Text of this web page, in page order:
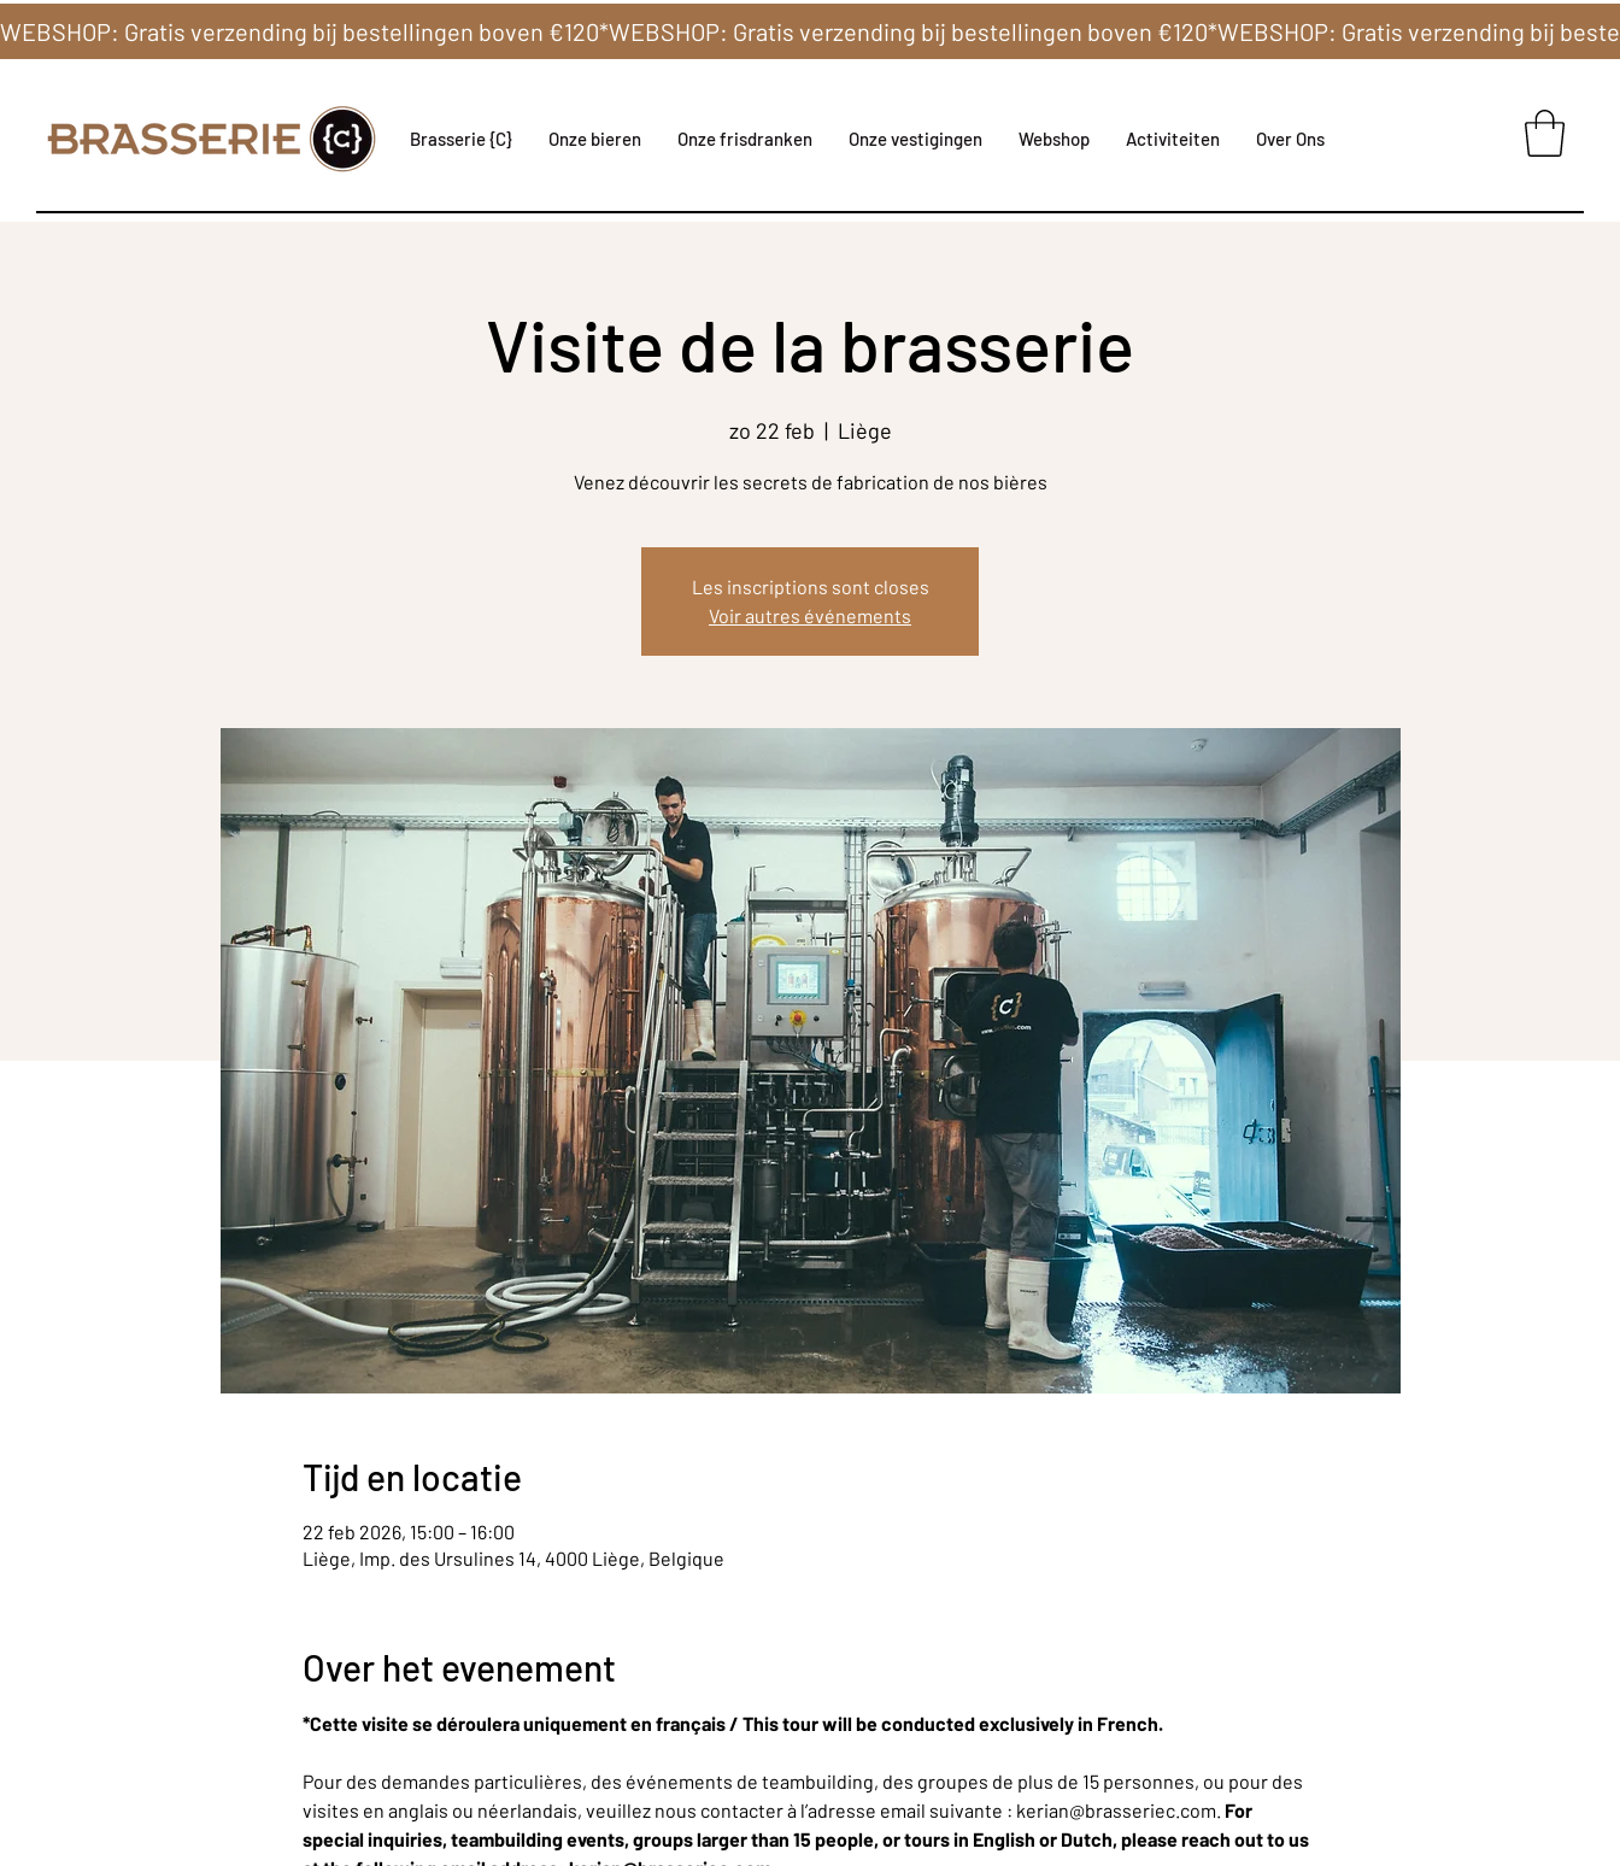
Brasserie {C} Onze bieren Onze frisdranken Onze vestigingen Webshop Activiteiten Over Ons
Visite de la brasserie
zo 22 feb
  |
Liège
Venez découvrir les secrets de fabrication de nos bières
Les inscriptions sont closes
Voir autres événements
Tijd en locatie
22 feb 2026, 15:00 – 16:00
Liège, Imp. des Ursulines 14, 4000 Liège, Belgique
Over het evenement
*Cette visite se déroulera uniquement en français / This tour will be conducted exclusively in French.
Pour des demandes particulières, des événements de teambuilding, des groupes de plus de 15 personnes, ou pour des
visites en anglais ou néerlandais, veuillez nous contacter à l’adresse email suivante : kerian@brasseriec.com. For
special inquiries, teambuilding events, groups larger than 15 people, or tours in English or Dutch, please reach out to us